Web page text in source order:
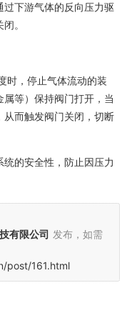
过下游气体的反向压力驱
。
时，停止气体流动的装
等）保持阀门打开，当
而触发阀门关闭，切断
的安全性，防止因压力
有限公司 发布，如需
post/161.html